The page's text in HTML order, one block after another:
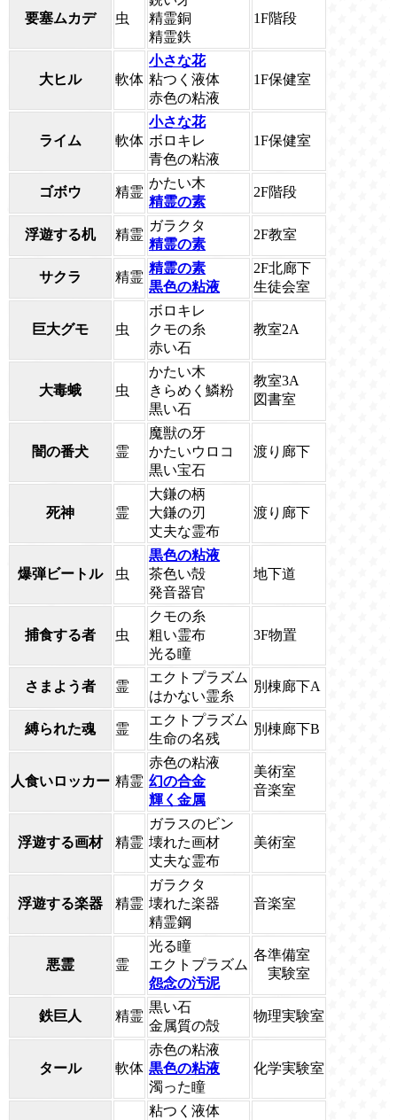
要塞ムカデ 虫
精霊銅
精霊鉄
1F階段
大ヒル 軟体
小さな花
粘つく液体
赤色の粘液
1F保健室
ライム 軟体
小さな花
ボロキレ
青色の粘液
1F保健室
ゴボウ 精霊
かたい木
精霊の素
2F階段
浮遊する机 精霊
ガラクタ
精霊の素
2F教室
サクラ 精霊
精霊の素
黒色の粘液
2F北廊下
生徒会室
巨大グモ 虫
ボロキレ
クモの糸
赤い石
教室2A
大毒蛾 虫
かたい木
きらめく鱗粉
黒い石
教室3A
図書室
闇の番犬 霊
魔獣の牙
かたいウロコ
黒い宝石
渡り廊下
死神 霊
大鎌の柄
大鎌の刃
丈夫な霊布
渡り廊下
爆弾ビートル 虫
黒色の粘液
茶色い殻
発音器官
地下道
捕食する者 虫
クモの糸
粗い霊布
光る瞳
3F物置
さまよう者 霊
エクトプラズム
はかない霊糸
別棟廊下A
縛られた魂 霊
エクトプラズム
生命の名残
別棟廊下B
人食いロッカー 精霊
赤色の粘液
幻の合金
輝く金属
美術室
音楽室
浮遊する画材 精霊
ガラスのビン
壊れた画材
丈夫な霊布
美術室
浮遊する楽器 精霊
ガラクタ
壊れた楽器
精霊鋼
音楽室
悪霊 霊
光る瞳
エクトプラズム
怨念の汚泥
各準備室
実験室
鉄巨人 精霊
黒い石
金属質の殻
物理実験室
タール 軟体
赤色の粘液
黒色の粘液
濁った瞳
化学実験室
粘つく液体